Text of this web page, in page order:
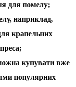
для помелу;
наприклад,
крапельних
купувати вже
популярних